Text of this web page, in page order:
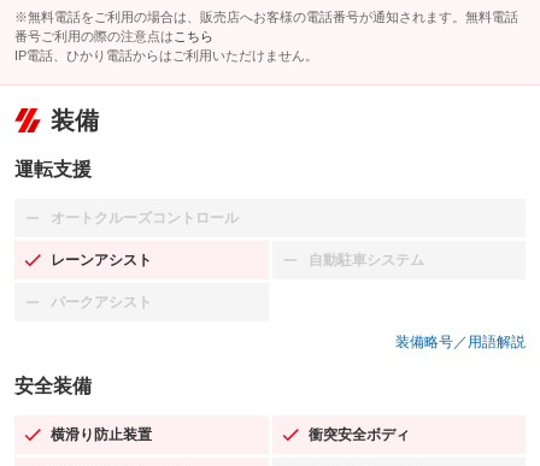
※無料電話をご利用の場合は、販売店へお客様の電話番号が通知されます。無料電話
番号ご利用の際の注意点は こちら
IP電話、ひかり電話からはご利用いただけません。
装備
運転支援
オートクルーズコントロール
：装備なし
レーンアシスト
：装備あり 自動駐車システム
：装備なし
パークアシスト
：装備なし
装備略号／用語解説
安全装備
横滑り防止装置
：装備あり 衝突安全ボディ
：装備あり